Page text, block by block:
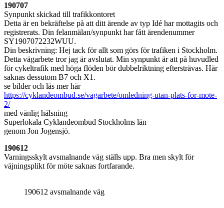
190707
Synpunkt skickad till trafikkontoret
Detta är en bekräftelse på att ditt ärende av typ Idé har mottagits och
registrerats. Din felanmälan/synpunkt har fått ärendenummer
SY1907072232WUU.
Din beskrivning: Hej tack för allt som görs för trafiken i Stockholm.
Detta vägarbete tror jag är avslutat. Min synpunkt är att på huvudled
för cykeltrafik med höga flöden bör dubbelriktning eftersträvas. Här
saknas dessutom B7 och X1.
se bilder och läs mer här
https://cyklandeombud.se/vagarbete/omledning-utan-plats-for-mote-
2/
med vänlig hälsning
Superlokala Cyklandeombud Stockholms län
genom Jon Jogensjö.
190612
Varningsskylt avsmalnande väg ställs upp. Bra men skylt för
väjningsplikt för möte saknas fortfarande.
190612 avsmalnande väg